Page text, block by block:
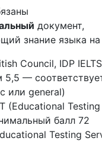
документ,
знание языка на
Council, IDP
—
или general)
(Educational
балл 72
Testing